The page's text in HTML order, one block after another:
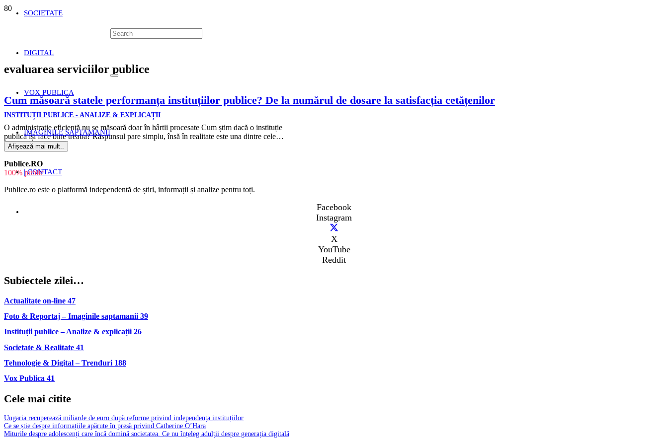
SOCIETATE
DIGITAL
VOX PUBLICA
IMAGINILE SAPTAMANII
| CONTACT
evaluarea serviciilor publice
Cum măsoară statele performanța instituțiilor publice? De la numărul de dosare la satisfacția cetățenilor
INSTITUȚII PUBLICE - ANALIZE & EXPLICAȚII
O administrație eficientă nu se măsoară doar în hârtii procesate Cum știm dacă o instituție
publică își face bine treaba? Răspunsul pare simplu, însă în realitate este una dintre cele…
Afișează mai mult..
Publice.RO
100% public
Publice.ro este o platformă independentă de știri, informații și analize pentru toți.
Facebook
Instagram
X
YouTube
Reddit
Subiectele zilei…
Actualitate on-line 47
Foto & Reportaj – Imaginile saptamanii 39
Instituții publice – Analize & explicații 26
Societate & Realitate 41
Tehnologie & Digital – Trenduri 188
Vox Publica 41
Cele mai citite
Ungaria recuperează miliarde de euro după reforme privind independența instituțiilor
Ce se știe despre informațiile apărute în presă privind Catherine O’Hara
Miturile despre adolescenți care încă domină societatea. Ce nu înțeleg adulții despre generația digitală